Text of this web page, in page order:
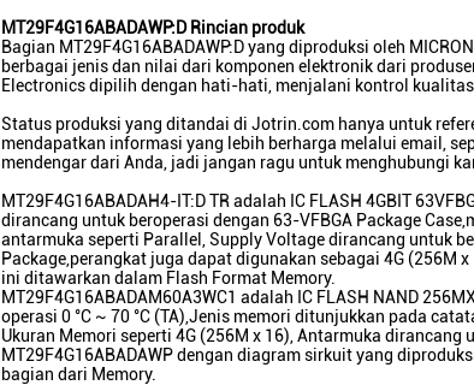
MT29F4G16ABADAWP:D Rincian produk
Bagian MT29F4G16ABADAWP:D yang diproduksi oleh
berbagai jenis dan nilai dari komponen elektronik dari
Electronics dipilih dengan hati-hati, menjalani kontrol
Status produksi yang ditandai di Jotrin.com hanya untuk
mendapatkan informasi yang lebih berharga melalui email,
mendengar dari Anda, jadi jangan ragu untuk menghubungi
MT29F4G16ABADAH4-IT:D TR adalah IC FLASH 4GBIT
dirancang untuk beroperasi dengan 63-VFBGA Package
antarmuka seperti Parallel, Supply Voltage dirancang untuk
Package,perangkat juga dapat digunakan sebagai 4G (256M
ini ditawarkan dalam Flash Format Memory.
MT29F4G16ABADAM60A3WC1 adalah IC FLASH NAND
operasi 0 °C ~ 70 °C (TA),Jenis memori ditunjukkan pada
Ukuran Memori seperti 4G (256M x 16), Antarmuka
MT29F4G16ABADAWP dengan diagram sirkuit yang
bagian dari Memory.